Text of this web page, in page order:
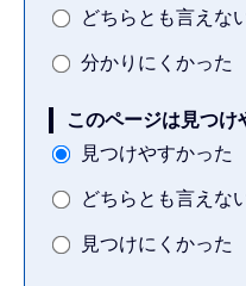
どちらとも言えな
分かりにくかった
このページは見つけ
見つけやすかった
どちらとも言えな
見つけにくかった